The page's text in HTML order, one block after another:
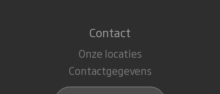
Contact
Onze locaties
Contactgegevens